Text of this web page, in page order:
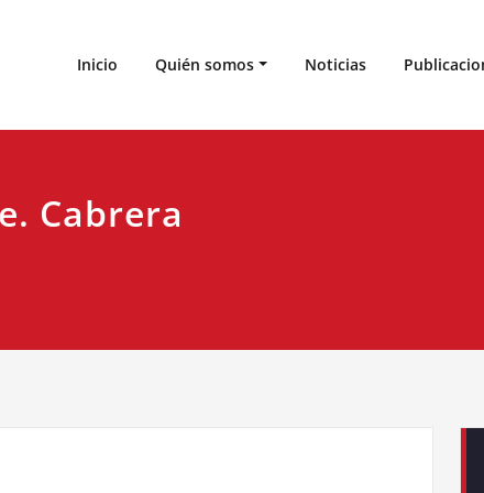
Inicio Quién somos Noticias
Cabrera